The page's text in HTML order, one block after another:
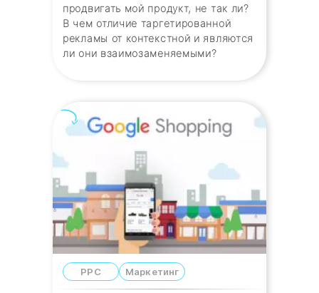
продвигать мой продукт, не так ли?
В чем отличие таргетированной
рекламы от контекстной и являются
ли они взаимозаменяемыми?
PPC Маркетинг